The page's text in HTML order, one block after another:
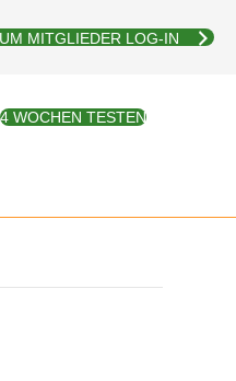
MITGLIEDER LOG-IN
4 WOCHEN TESTEN